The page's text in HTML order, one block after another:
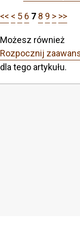
<< < 5 6 7 8 9 > >>
Możesz również
Rozpocznij
dla tego artykułu.